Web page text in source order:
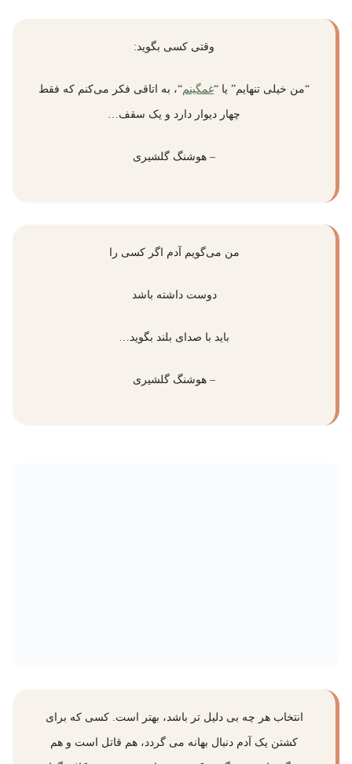
وقتی کسی بگوید:
“من خیلی تنهایم” یا “غمگینم“، به اتاقی فکر می‌کنم که فقط
چهار دیوار دارد و یک سقف…
– هوشنگ گلشیری
من می‌گویم آدم اگر کسی را
دوست داشته باشد
باید با صدای بلند بگوید…
– هوشنگ گلشیری
انتخاب هر چه بی دلیل تر باشد، بهتر است. کسی که برای
کشتن یک آدم دنبال بهانه می گردد، هم قاتل است و هم